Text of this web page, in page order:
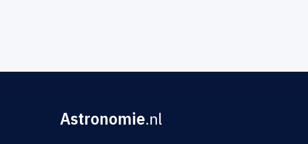
Astronomie.nl